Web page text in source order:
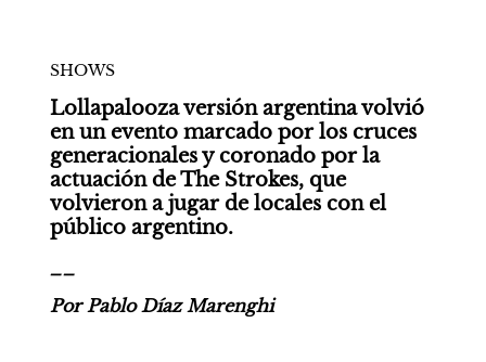
SHOWS
Lollapalooza versión argentina volvió
en un evento marcado por los cruces
generacionales y coronado por la
actuación de The Strokes, que
volvieron a jugar de locales con el
público argentino.
Por Pablo Díaz Marenghi